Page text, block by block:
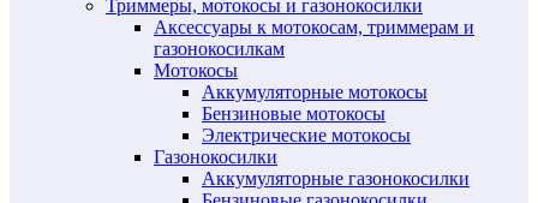
Триммеры, мотокосы и газонокосилки
Аксессуары к мотокосам, триммерам и
газонокосилкам
Мотокосы
Аккумуляторные мотокосы
Бензиновые мотокосы
Электрические мотокосы
Газонокосилки
Аккумуляторные газонокосилки